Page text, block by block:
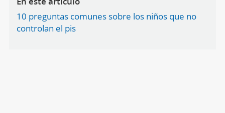
10 preguntas comunes sobre los niños que no
controlan el pis